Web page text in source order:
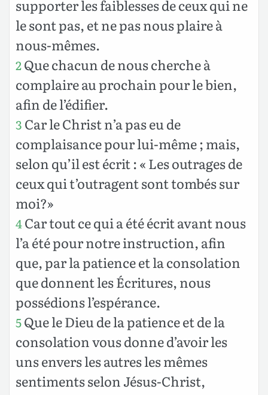
supporter les faiblesses de ceux qui ne
le sont pas, et ne pas nous plaire à
nous-mêmes.
2Que chacun de nous cherche à
complaire au prochain pour le bien,
afin de l’édifier.
3 Car le Christ n’a pas eu de
complaisance pour lui-même ; mais,
selon qu’il est écrit : « Les outrages de
ceux qui t’outragent sont tombés sur
moi?»
4Car tout ce qui a été écrit avant nous
l’a été pour notre instruction, afin
que, par la patience et la consolation
que donnent les Écritures, nous
possédions l’espérance.
5Que le Dieu de la patience et de la
consolation vous donne d’avoir les
uns envers les autres les mêmes
sentiments selon Jésus-Christ,